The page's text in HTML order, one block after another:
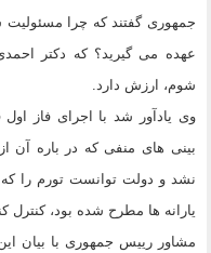
جمهوری گفتند که چرا مسئولیت
عهده می گیرید؟ که دکتر
شوم، ارزش دارد.
وی یادآور شد با اجرای فاز
بینی های منفی که در باره
نشد و دولت توانست تورم را
یارانه ها مطرح شده بود، کنترل
مشاور رییس جمهوری با بیان